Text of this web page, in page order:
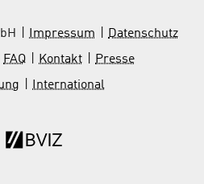
Impressum
Datenschutz
FAQ Kontakt
Presse
International